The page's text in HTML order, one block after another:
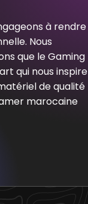
à rendre
Nous
que le Gaming
qui nous inspire
de qualité
marocaine